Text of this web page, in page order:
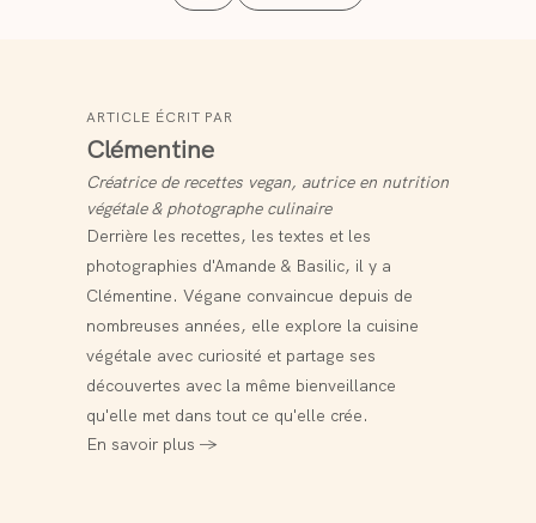
ARTICLE ÉCRIT PAR
Clémentine
Créatrice de recettes vegan, autrice en nutrition
végétale & photographe culinaire
Derrière les recettes, les textes et les
photographies d'Amande & Basilic, il y a
Clémentine. Végane convaincue depuis de
nombreuses années, elle explore la cuisine
végétale avec curiosité et partage ses
découvertes avec la même bienveillance
qu'elle met dans tout ce qu'elle crée.
En savoir plus →